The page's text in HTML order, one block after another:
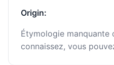
Origin:
Étymologie manquante
connaissez, vous